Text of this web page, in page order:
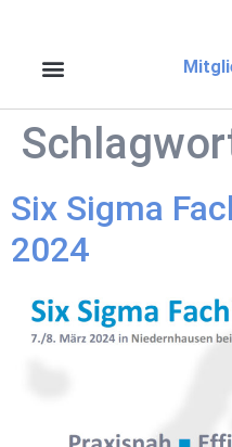
Six Sigma
2024